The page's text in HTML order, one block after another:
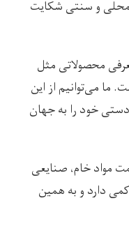
محلی و سنتی شکایت
محصولاتی مثل
می‌توانیم از این
خود را به جهان
مواد خام، صنایعی
دارد و به همین